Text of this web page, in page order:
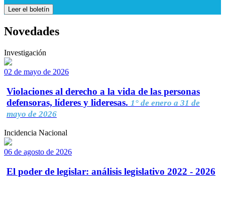
Leer el boletín
Novedades
Investigación
02 de mayo de 2026
Violaciones al derecho a la vida de las personas
defensoras, líderes y lideresas. 1° de enero a 31 de
mayo de 2026
Incidencia Nacional
06 de agosto de 2026
El poder de legislar: análisis legislativo 2022 - 2026